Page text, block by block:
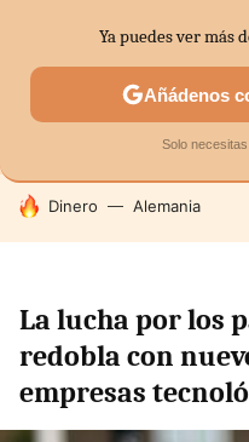
SECTORES ECONOMÍA
HOY SE HABLA DE
Dinero Alemania
La lucha por los
redobla con
empresas
Ya puedes ver más
Añádenos
Solo